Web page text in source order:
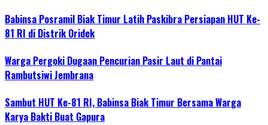
Babinsa Posramil Biak Timur Latih Paskibra Persiapan HUT Ke-
81 RI di Distrik Oridek
Warga Pergoki Dugaan Pencurian Pasir Laut di Pantai
Rambutsiwi Jembrana
Sambut HUT Ke-81 RI, Babinsa Biak Timur Bersama Warga
Karya Bakti Buat Gapura